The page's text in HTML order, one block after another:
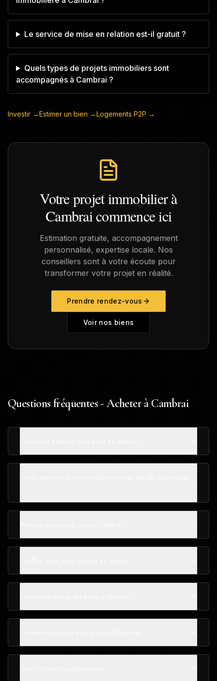
Le service de mise en relation est-il gratuit ?
Quels types de projets immobiliers sont
accompagnés à Cambrai ?
Investir →Estimer un bien →Logements P2P →
Votre projet immobilier à
Cambraicommence ici
Estimation gratuite, accompagnement
personnalisé, expertise locale. Nos
conseillers sont à votre écoute pour
transformer votre projet en réalité.
Prendre rendez-vous
Voir nos biens
Questions fréquentes - Acheter à Cambrai